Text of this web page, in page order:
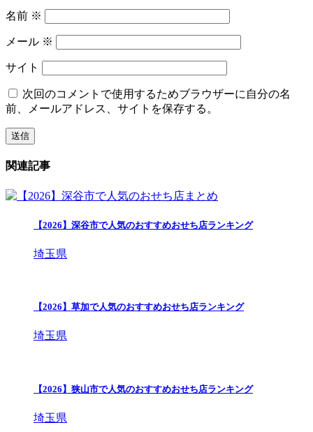
名前 ※
メール ※
サイト
次回のコメントで使用するためブラウザーに自分の名
前、メールアドレス、サイトを保存する。
関連記事
【2026】深谷市で人気のおすすめおせち店ランキング
埼玉県
【2026】草加で人気のおすすめおせち店ランキング
埼玉県
【2026】狭山市で人気のおすすめおせち店ランキング
埼玉県